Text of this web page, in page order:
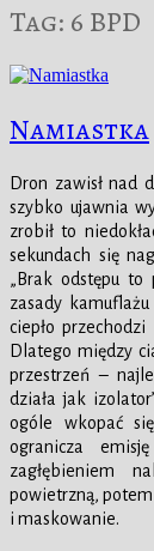
Tag: 6 BPD
Namiastka
Dron zawisł nad
szybko ujawnia
zrobił to
sekundach się
„Brak odstępu to
zasady
ciepło
Dlatego między
przestrzeń –
działa jak
ogóle wkopać
ogranicza
zagłębieniem
powietrzną, potem
i maskowanie.